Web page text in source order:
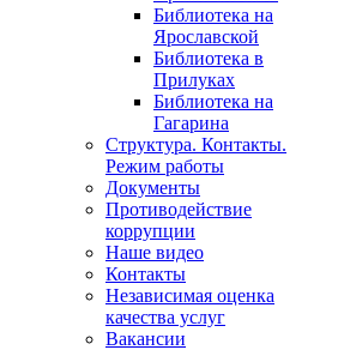
Библиотека на
Ярославской
Библиотека в
Прилуках
Библиотека на
Гагарина
Структура. Контакты.
Режим работы
Документы
Противодействие
коррупции
Наше видео
Контакты
Независимая оценка
качества услуг
Вакансии